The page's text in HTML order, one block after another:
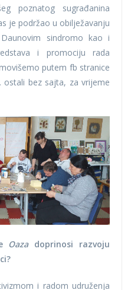
poznatog sugrađanina
je podržao u obilježavanju
sindromo kao i
i promociju rada
putem fb stranice
ostali bez sajta, za vrijeme
Oazadoprinosi razvoju
i radom udruženja